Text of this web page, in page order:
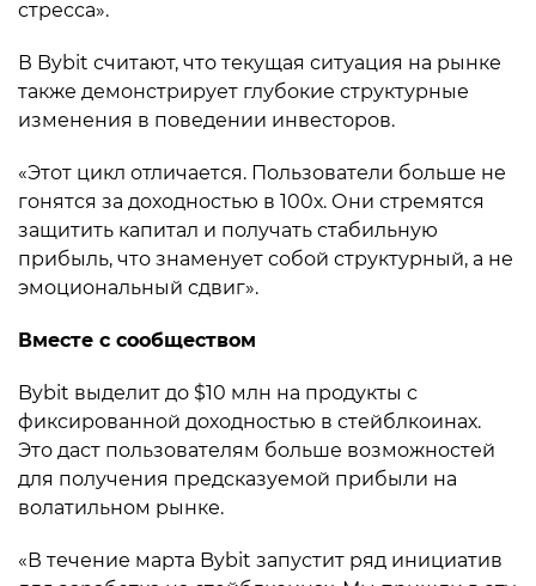
стресса».
В Bybit считают, что текущая ситуация на рынке
также демонстрирует глубокие структурные
изменения в поведении инвесторов.
«Этот цикл отличается. Пользователи больше не
гонятся за доходностью в 100х. Они стремятся
защитить капитал и получать стабильную
прибыль, что знаменует собой структурный, а не
эмоциональный сдвиг».
Вместе с сообществом
Bybit выделит до $10 млн на продукты с
фиксированной доходностью в стейблкоинах.
Это даст пользователям больше возможностей
для получения предсказуемой прибыли на
волатильном рынке.
«В течение марта Bybit запустит ряд инициатив